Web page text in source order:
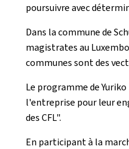
poursuivre avec
Dans la commune de
magistrates au
communes sont des
Le programme de
l'entreprise pour leur
des CFL".
En participant à la